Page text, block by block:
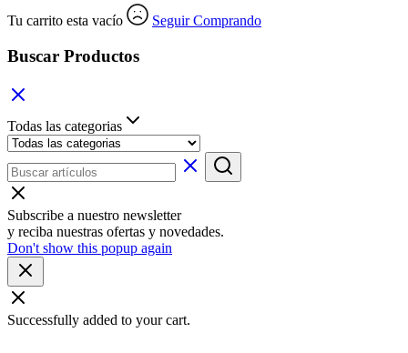
Tu carrito esta vacío Seguir Comprando
Buscar Productos
Todas las categorias
Subscribe a nuestro newsletter
y reciba nuestras ofertas y novedades.
Don't show this popup again
Successfully added to your cart.